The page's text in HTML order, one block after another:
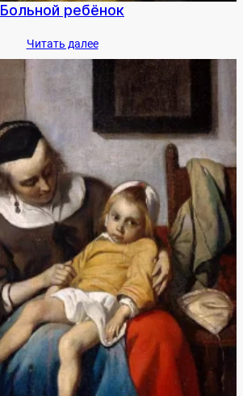
Боль­ной ре­бёнок
Чи­тать да­лее